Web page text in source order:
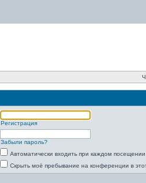
Регистрация
Забыли пароль?
Автоматически входить при каждом посещении
Скрыть моё пребывание на конференции в